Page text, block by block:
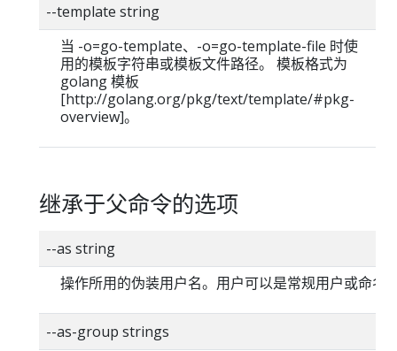
--template string
当 -o=go-template、-o=go-template-file 时使
用的模板字符串或模板文件路径。 模板格式为
golang 模板
[http://golang.org/pkg/text/template/#pkg-
overview]。
继承于父命令的选项
--as string
操作所用的伪装用户名。用户可以是常规用户或命名
--as-group strings